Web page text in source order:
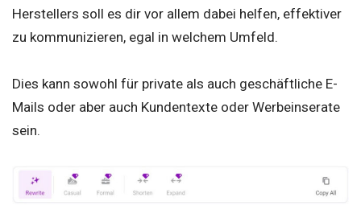
Herstellers soll es dir vor allem dabei helfen, effektiver
zu kommunizieren, egal in welchem Umfeld.
Dies kann sowohl für private als auch geschäftliche E-
Mails oder aber auch Kundentexte oder Werbeinserate
sein.